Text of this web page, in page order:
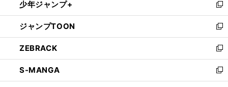
く
で
開
く
ド
ウ
で
開
く
ィ
ン
ド
ウ
で
開
く
い
ウ
ィ
ン
ド
ウ
で
開
少年ジャンプ+
新
し
い
ウ
ィ
ン
ド
ウ
ジャンプTOON
新
し
い
ウ
ィ
ン
ZEBRACK
新
し
い
ウ
S-MANGA
新
し